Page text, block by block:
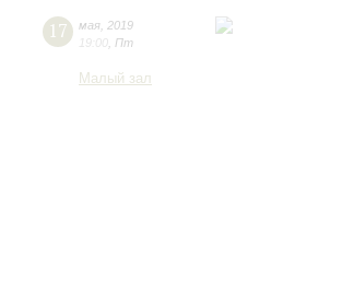
17 мая 2019
19:00 Пт
Малый зал